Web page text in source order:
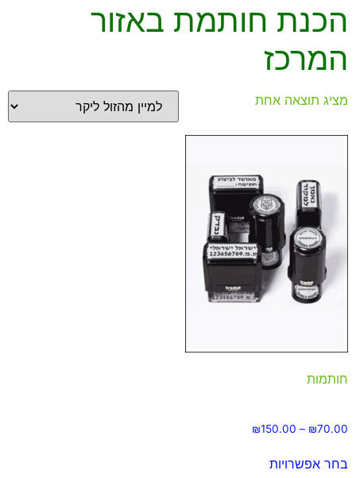
הכנת חותמת באזור
המרכז
מציג תוצאה אחת
חותמות
₪70.00
–
₪150.00
בחר אפשרויות